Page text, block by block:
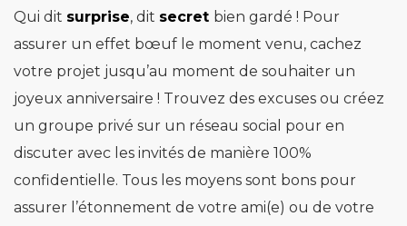
Qui dit surprise, dit secret bien gardé ! Pour
assurer un effet bœuf le moment venu, cachez
votre projet jusqu’au moment de souhaiter un
joyeux anniversaire ! Trouvez des excuses ou créez
un groupe privé sur un réseau social pour en
discuter avec les invités de manière 100%
confidentielle. Tous les moyens sont bons pour
assurer l’étonnement de votre ami(e) ou de votre